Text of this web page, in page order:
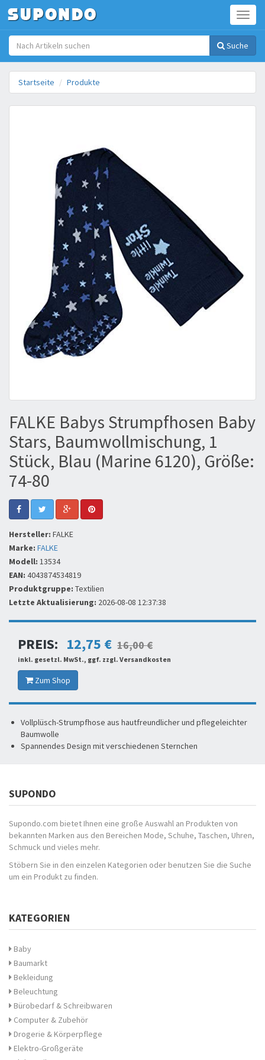
Suche
Startseite Produkte
FALKE Babys Strumpfhosen Baby
Stars, Baumwollmischung, 1
Stück, Blau (Marine 6120), Größe:
74-80
Hersteller: FALKE
Marke: FALKE
Modell: 13534
EAN: 4043874534819
Produktgruppe: Textilien
Letzte Aktualisierung: 2026-08-08 12:37:38
PREIS: 12,75 € 16,00 €
inkl. gesetzl. MwSt., ggf. zzgl. Versandkosten
Zum Shop
Vollplüsch-Strumpfhose aus hautfreundlicher und pflegeleichter
Baumwolle
Spannendes Design mit verschiedenen Sternchen
SUPONDO
Supondo.com bietet Ihnen eine große Auswahl an Produkten von
bekannten Marken aus den Bereichen Mode, Schuhe, Taschen, Uhren,
Schmuck und vieles mehr.
Stöbern Sie in den einzelen Kategorien oder benutzen Sie die Suche
um ein Produkt zu finden.
KATEGORIEN
Baby
Baumarkt
Bekleidung
Beleuchtung
Bürobedarf & Schreibwaren
Computer & Zubehör
Drogerie & Körperpflege
Elektro-Großgeräte